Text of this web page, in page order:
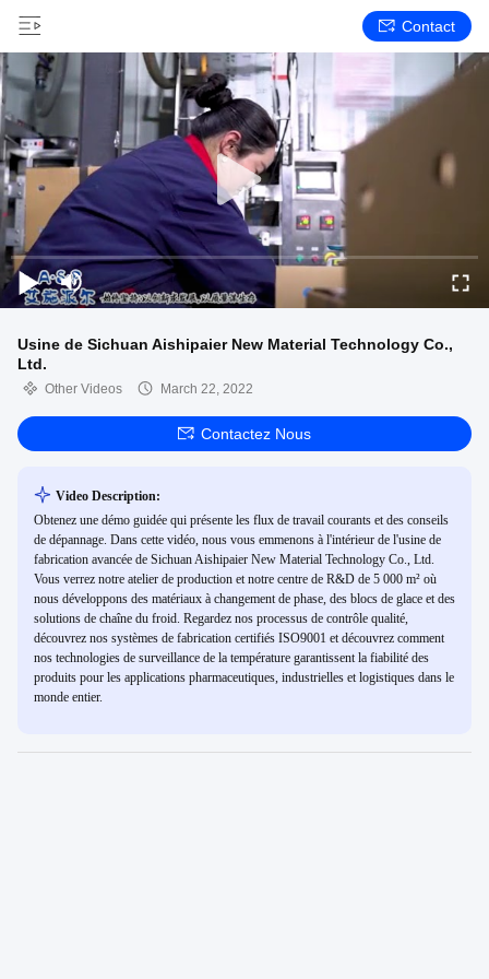
Contact
Usine de Sichuan Aishipaier New Material Technology Co.,
Ltd.
Other Videos March 22, 2022
Contactez Nous
Video Description:
Obtenez une démo guidée qui présente les flux de travail courants et des conseils
de dépannage. Dans cette vidéo, nous vous emmenons à l'intérieur de l'usine de
fabrication avancée de Sichuan Aishipaier New Material Technology Co., Ltd.
Vous verrez notre atelier de production et notre centre de R&D de 5 000 m² où
nous développons des matériaux à changement de phase, des blocs de glace et des
solutions de chaîne du froid. Regardez nos processus de contrôle qualité,
découvrez nos systèmes de fabrication certifiés ISO9001 et découvrez comment
nos technologies de surveillance de la température garantissent la fiabilité des
produits pour les applications pharmaceutiques, industrielles et logistiques dans le
monde entier.